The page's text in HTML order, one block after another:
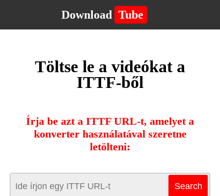
Download Tube
Töltse le a videókat a
ITTF-ből
Írja be azt a ITTF URL-t, amelyet a
konverter használatával szeretne
letölteni: